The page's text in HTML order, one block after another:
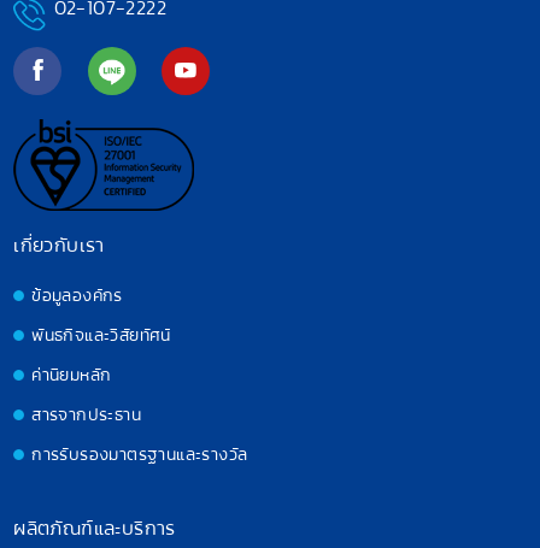
02-107-2222
เกี่ยวกับเรา
ข้อมูลองค์กร
พันธกิจและวิสัยทัศน์
ค่านิยมหลัก
สารจากประธาน
การรับรองมาตรฐานและรางวัล
ผลิตภัณฑ์และบริการ